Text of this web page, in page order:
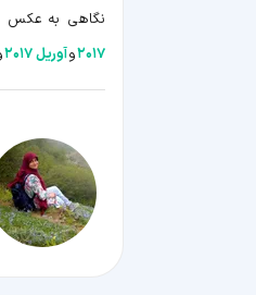
نگاهی به عکس
۲۰۱۷وآوریل ۲۰۱۷